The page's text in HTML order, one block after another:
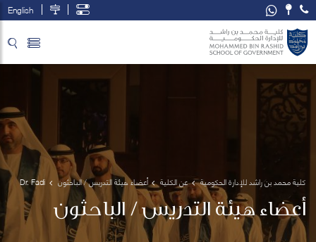
English
كلية محمد بن راشد للإدارة الحكومية عن الكلية أعضاء هيئة التدريس / الباحثون
Dr. Fadi
Salem
أعضاء هيئة التدريس / الباحثون